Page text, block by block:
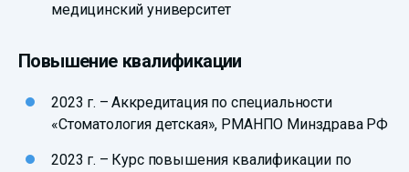
медицинский университет
Повышение квалификации
2023 г. – Аккредитация по специальности
«Стоматология детская», РМАНПО Минздрава РФ
2023 г. – Курс повышения квалификации по